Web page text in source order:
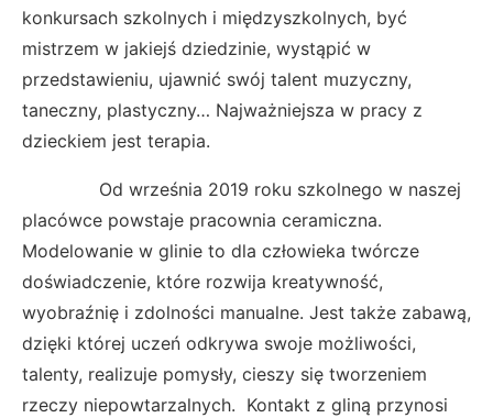
konkursach szkolnych i międzyszkolnych, być
mistrzem w jakiejś dziedzinie, wystąpić w
przedstawieniu, ujawnić swój talent muzyczny,
taneczny, plastyczny… Najważniejsza w pracy z
dzieckiem jest terapia.
Od września 2019 roku szkolnego w naszej
placówce powstaje pracownia ceramiczna.
Modelowanie w glinie to dla człowieka twórcze
doświadczenie, które rozwija kreatywność,
wyobraźnię i zdolności manualne. Jest także zabawą,
dzięki której uczeń odkrywa swoje możliwości,
talenty, realizuje pomysły, cieszy się tworzeniem
rzeczy niepowtarzalnych. Kontakt z gliną przynosi